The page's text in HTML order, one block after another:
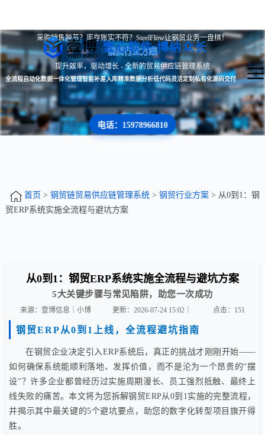
壹心软件 博纳众长
采购销售脱节？库存账实不符？SteelFlow让钢贸业务一盘棋！
钢贸行业方案
提升效率，驱动增长 - 全新的贸易供应链管理系统
全流程自动化数据一体化管理智能补差入库精准数据分析低代码灵活定制私有化源码交付
电话：15978966810
首页 > 钢贸链贸易供应链管理系统> 钢贸行业方案> 从0到1：钢
贸ERP系统实施全流程与避坑方案
从0到1：钢贸ERP系统实施全流程与避坑方案
5大关键步骤与常见陷阱，助您一次成功
来源：壹博信息｜小博 更新：2026-07-24 15:02｜ 点击： 151
钢贸ERP从0到1上线，全流程避坑指南
在钢贸企业决定引入ERP系统后，真正的挑战才刚刚开始——
如何确保系统能顺利落地、发挥价值，而不是沦为一个昂贵的“摆
设”？许多企业都曾经历过实施周期漫长、员工强烈抵触、最终上
线失败的痛苦。本文将为您拆解钢贸ERP从0到1实施的完整流程，
并揭示其中最关键的5个避坑要点，助您的数字化转型项目旗开得
胜。